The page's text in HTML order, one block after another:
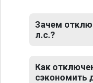
Зачем
л.с.?
Как
сэкономить